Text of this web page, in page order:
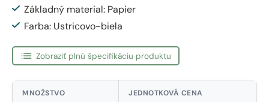
Základný material: Papier
Farba: Ustricovo-biela
Zobraziť plnú špecifikáciu produktu
MNOŽSTVO JEDNOTKOVÁ CENA